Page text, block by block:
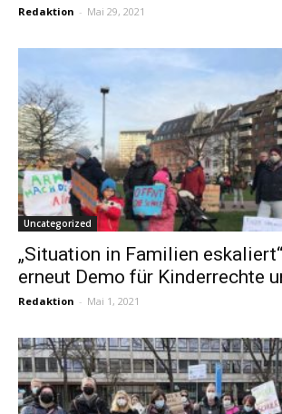
Redaktion - Mai 29, 2021
Uncategorized
„Situation in Familien
erneut Demo für Kinderrechte
Redaktion - Mai 1, 2021